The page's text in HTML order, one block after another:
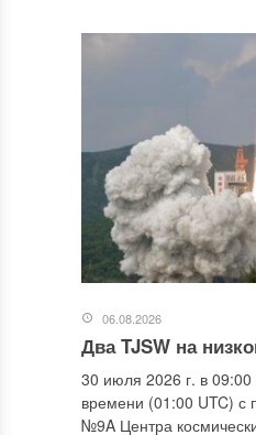
06.08.2026
Два TJSW на
30 июля 2026 г. в 09:00
времени (01:00 UTC) с
№9A Центра